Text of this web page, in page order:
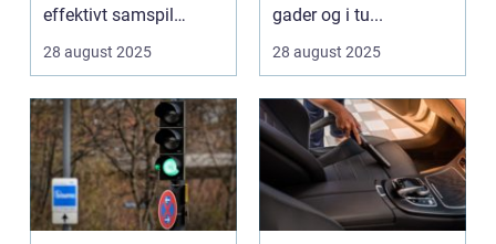
effektivt samspil
mellem tog og last...
28 august 2025
gader og i tu...
28 august 2025